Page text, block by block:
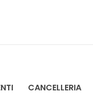
CANCELLERIA